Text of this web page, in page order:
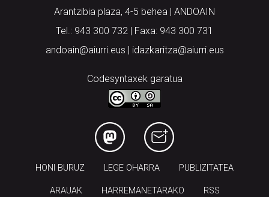
Arantzibia plaza, 4-5 behea | ANDOAIN
Tel.: 943 300 732 | Faxa: 943 300 731
andoain@aiurri.eus | idazkaritza@aiurri.eus
Codesyntaxek garatua
HONI BURUZ LEGE OHARRA PUBLIZITATEA
ARAUAK HARREMANETARAKO RSS